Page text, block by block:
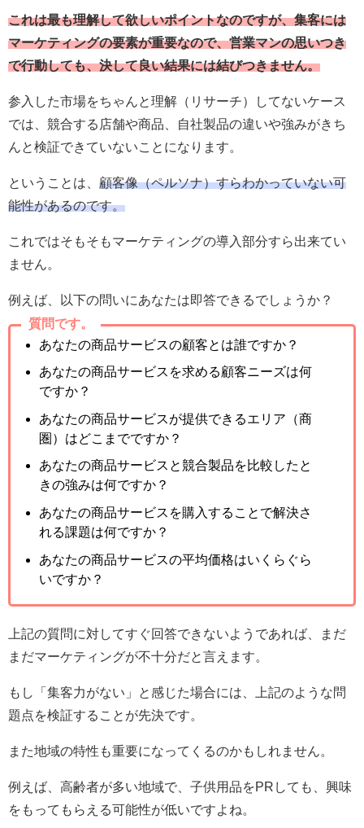
これは最も理解して欲しいポイントなのですが、集客には
マーケティングの要素が重要なので、営業マンの思いつき
で行動しても、決して良い結果には結びつきません。
参入した市場をちゃんと理解（リサーチ）してないケース
では、競合する店舗や商品、自社製品の違いや強みがきち
んと検証できていないことになります。
ということは、 顧客像（ペルソナ）すらわかっていない可
能性があるのです。
これではそもそもマーケティングの導入部分すら出来てい
ません。
例えば、以下の問いにあなたは即答できるでしょうか？
質問です。
あなたの商品サービスの顧客とは誰ですか？
あなたの商品サービスを求める顧客ニーズは何
ですか？
あなたの商品サービスが提供できるエリア（商
圏）はどこまでですか？
あなたの商品サービスと競合製品を比較したと
きの強みは何ですか？
あなたの商品サービスを購入することで解決さ
れる課題は何ですか？
あなたの商品サービスの平均価格はいくらぐら
いですか？
上記の質問に対してすぐ回答できないようであれば、まだ
まだマーケティングが不十分だと言えます。
もし「集客力がない」と感じた場合には、上記のような問
題点を検証することが先決です。
また地域の特性も重要になってくるのかもしれません。
例えば、高齢者が多い地域で、子供用品をPRしても、興味
をもってもらえる可能性が低いですよね。